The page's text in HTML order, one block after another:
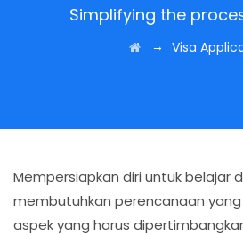
Simplifying the
→ Visa
Mempersiapkan diri untuk belajar
membutuhkan perencanaan
aspek yang harus